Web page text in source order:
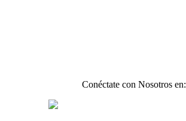
Conéctate con Nosotros en: